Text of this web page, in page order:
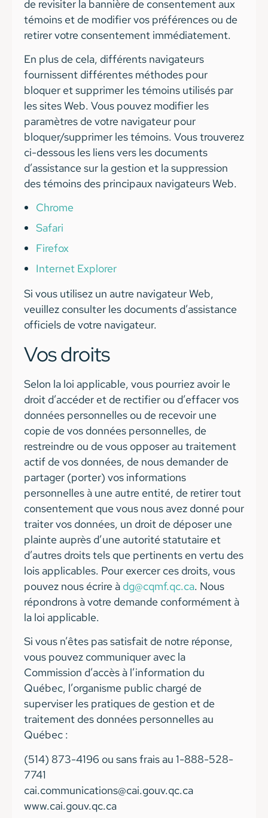
de revisiter la bannière de consentement aux
témoins et de modifier vos préférences ou de
retirer votre consentement immédiatement.
En plus de cela, différents navigateurs
fournissent différentes méthodes pour
bloquer et supprimer les témoins utilisés par
les sites Web. Vous pouvez modifier les
paramètres de votre navigateur pour
bloquer/supprimer les témoins. Vous trouverez
ci-dessous les liens vers les documents
d’assistance sur la gestion et la suppression
des témoins des principaux navigateurs Web.
Chrome
Safari
Firefox
Internet Explorer
Si vous utilisez un autre navigateur Web,
veuillez consulter les documents d’assistance
officiels de votre navigateur.
Vos droits
Selon la loi applicable, vous pourriez avoir le
droit d’accéder et de rectifier ou d’effacer vos
données personnelles ou de recevoir une
copie de vos données personnelles, de
restreindre ou de vous opposer au traitement
actif de vos données, de nous demander de
partager (porter) vos informations
personnelles à une autre entité, de retirer tout
consentement que vous nous avez donné pour
traiter vos données, un droit de déposer une
plainte auprès d’une autorité statutaire et
d’autres droits tels que pertinents en vertu des
lois applicables. Pour exercer ces droits, vous
pouvez nous écrire à dg@cqmf.qc.ca. Nous
répondrons à votre demande conformément à
la loi applicable.
Si vous n’êtes pas satisfait de notre réponse,
vous pouvez communiquer avec la
Commission d’accès à l’information du
Québec, l’organisme public chargé de
superviser les pratiques de gestion et de
traitement des données personnelles au
Québec :
(514) 873-4196 ou sans frais au 1-888-528-
7741
cai.communications@cai.gouv.qc.ca
www.cai.gouv.qc.ca